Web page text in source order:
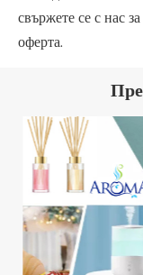
свържете се с нас
оферта.